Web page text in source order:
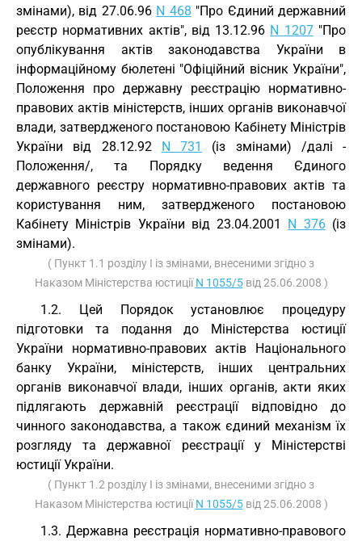
змінами), від 27.06.96 N 468 "Про Єдиний державний
реєстр нормативних актів", від 13.12.96 N 1207"Про
опублікування актів законодавства України в
інформаційному бюлетені "Офіційний вісник України",
Положення про державну реєстрацію нормативно-
правових актів міністерств, інших органів виконавчої
влади, затвердженого постановою Кабінету Міністрів
України від 28.12.92 N 731
(із змінами) /далі -
Положення/, та Порядку ведення Єдиного
державного реєстру нормативно-правових актів та
користування ним, затвердженого постановою
Кабінету Міністрів України від 23.04.2001 N 376(із
змінами).
( Пункт 1.1 розділу I із змінами, внесеними згідно з
Наказом Міністерства юстиціїN 1055/5від 25.06.2008 )
1.2. Цей Порядок установлює процедуру
підготовки та подання до Міністерства юстиції
України нормативно-правових актів Національного
банку України, міністерств, інших центральних
органів виконавчої влади, інших органів, акти яких
підлягають державній реєстрації відповідно до
чинного законодавства, а також єдиний механізм їх
розгляду та державної реєстрації у Міністерстві
юстиції України.
( Пункт 1.2 розділу I із змінами, внесеними згідно з
Наказом Міністерства юстиціїN 1055/5від 25.06.2008 )
1.3. Державна реєстрація нормативно-правового